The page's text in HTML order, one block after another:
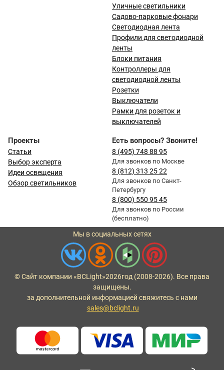
Уличные светильники
Садово-парковые фонари
Светодиодная лента
Профили для светодиодной
ленты
Блоки питания
Контроллеры для
светодиодной ленты
Розетки
Выключатели
Рамки для розеток и
выключателей
Проекты
Статьи
Выбор эксперта
Идеи освещения
Обзор светильников
Есть вопросы? Звоните!
8 (495) 748 88 95
Для звонков по Москве
8 (812) 313 25 22
Для звонков по Санкт-
Петербургу
8 (800) 550 95 45
Для звонков по России
(бесплатно)
Мы в социальных сетях
© Сайт компании «BCLight»2026год (2008-2026). Все права
защищены.
за дополнительной информацией свяжитесь с нами
sales@bclight.ru